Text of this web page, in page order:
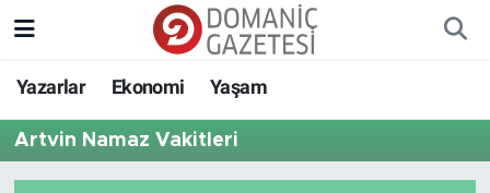
Yazarlar Ekonomi Yaşam
Artvin Namaz Vakitleri